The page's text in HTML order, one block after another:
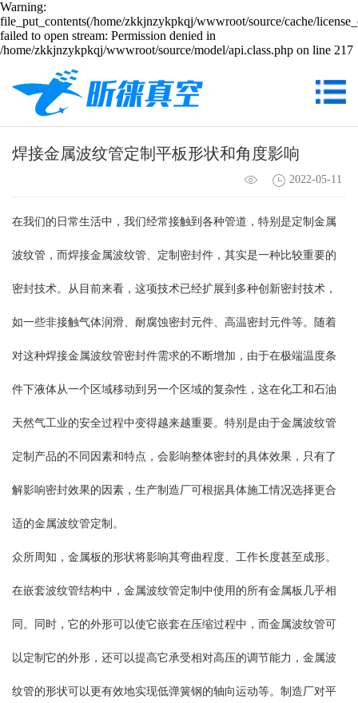
Warning:
file_put_contents(/home/zkkjnzykpkqj/wwwroot/source/cache/
failed to open stream: Permission denied in
/home/zkkjnzykpkqj/wwwroot/source/model/api.class.php on line 217
焊接金属波纹管定制平板形状和角度影响
2022-05-11
在我们的日常生活中，我们经常接触到各种管道，特别是定制金属
波纹管，而焊接金属波纹管、定制密封件，其实是一种比较重要的
密封技术。从目前来看，这项技术已经扩展到多种创新密封技术，
如一些非接触气体润滑、耐腐蚀密封元件、高温密封元件等。随着
对这种焊接金属波纹管密封件需求的不断增加，由于在极端温度条
件下液体从一个区域移动到另一个区域的复杂性，这在化工和石油
天然气工业的安全过程中变得越来越重要。特别是由于金属波纹管
定制产品的不同因素和特点，会影响整体密封的具体效果，只有了
解影响密封效果的因素，生产制造厂可根据具体施工情况选择更合
适的金属波纹管定制。
众所周知，金属板的形状将影响其弯曲程度、工作长度甚至成形。
在嵌套波纹管结构中，金属波纹管定制中使用的所有金属板几乎相
同。同时，它的外形可以使它嵌套在压缩过程中，而金属波纹管可
以定制它的外形，还可以提高它承受相对高压的调节能力，金属波
纹管的形状可以更有效地实现低弹簧钢的轴向运动等。制造厂对平